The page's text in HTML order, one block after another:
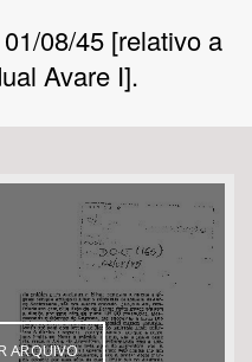
08/45 [relativo a
Avare I].
ARQUIVO